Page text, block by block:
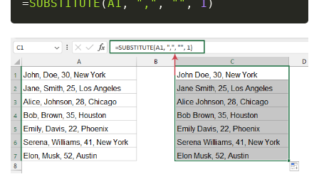
=SUBSTITUTE (A1 , "," , "" , 1 )